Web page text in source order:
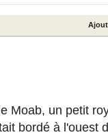
Moab, un petit
bordé à l'ouest